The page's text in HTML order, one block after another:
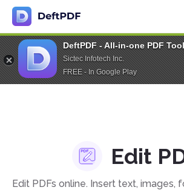
DeftPDF - All-in-one PDF
Sictec Infotech Inc.
FREE - In Google Play
Edit
Edit PDFs online. Insert text, images,